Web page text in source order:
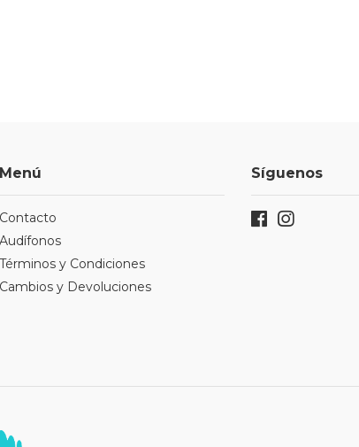
Menú
Contacto
Audífonos
Términos y Condiciones
Cambios y Devoluciones
Síguenos